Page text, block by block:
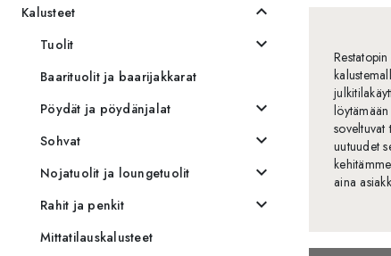
Kalusteet
expand_less
Tuolit expand_more
Baarituolit ja baarijakkarat
Pöydät ja pöydänjalat
expand_more
Sohvat expand_more
Nojatuolit ja loungetuolit expand_more
Rahit ja penkit expand_more
Mittatilauskalusteet
soveltuvat
uutuudet
aina